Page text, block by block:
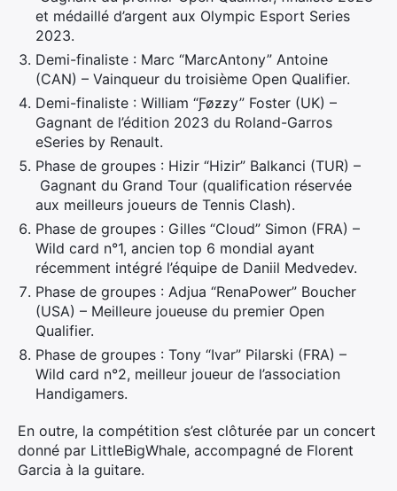
et médaillé d’argent aux Olympic Esport Series
2023.
Demi-finaliste : Marc “MarcAntony” Antoine
(CAN) – Vainqueur du troisième Open Qualifier.
Demi-finaliste : William “Ƒøƶƶу” Foster (UK) –
Gagnant de l’édition 2023 du Roland-Garros
eSeries by Renault.
Phase de groupes : Hizir “Hizir” Balkanci (TUR) –
Gagnant du Grand Tour (qualification réservée
aux meilleurs joueurs de Tennis Clash).
Phase de groupes : Gilles “Cloud” Simon (FRA) –
Wild card n°1, ancien top 6 mondial ayant
récemment intégré l’équipe de Daniil Medvedev.
Phase de groupes : Adjua “RenaPower” Boucher
(USA) – Meilleure joueuse du premier Open
Qualifier.
Phase de groupes : Tony “Ivar” Pilarski (FRA) –
Wild card n°2, meilleur joueur de l’association
Handigamers.
En outre, la compétition s’est clôturée par un concert
donné par LittleBigWhale, accompagné de Florent
Garcia à la guitare.
Rechercher
: